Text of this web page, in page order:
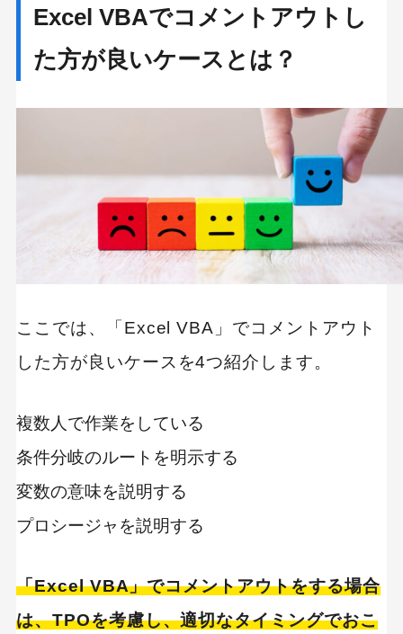
Excel VBAでコメントアウトし
た方が良いケースとは？
ここでは、「Excel VBA」でコメントアウト
した方が良いケースを4つ紹介します。
複数人で作業をしている
条件分岐のルートを明示する
変数の意味を説明する
プロシージャを説明する
「Excel VBA」でコメントアウトをする場合
は、TPOを考慮し、適切なタイミングでおこ